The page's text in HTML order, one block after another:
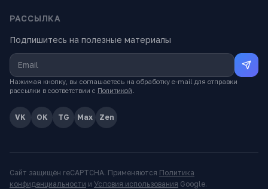
РАССЫЛКА
Подпишитесь на полезные материалы
Нажимая кнопку, вы соглашаетесь на обработку e-mail для отправки
рассылки в соответствии с Политикой.
VK OK TG Max Zen
Сайт защищён reCAPTCHA. Применяются Политика
конфиденциальности и Условия использования Google.